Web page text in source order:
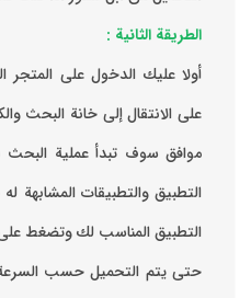
الطريقة الثانية :
‏أولا عليك الدخول على
على الانتقال إلى خانة البحث
موافق ‏سوف تبدأ عملية
التطبيق والتطبيقات المشابهة
التطبيق المناسب لك وتضغط على
حتى يتم التحميل حسب السرعة